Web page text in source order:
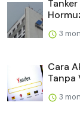
3
Cara
Tanpa
3